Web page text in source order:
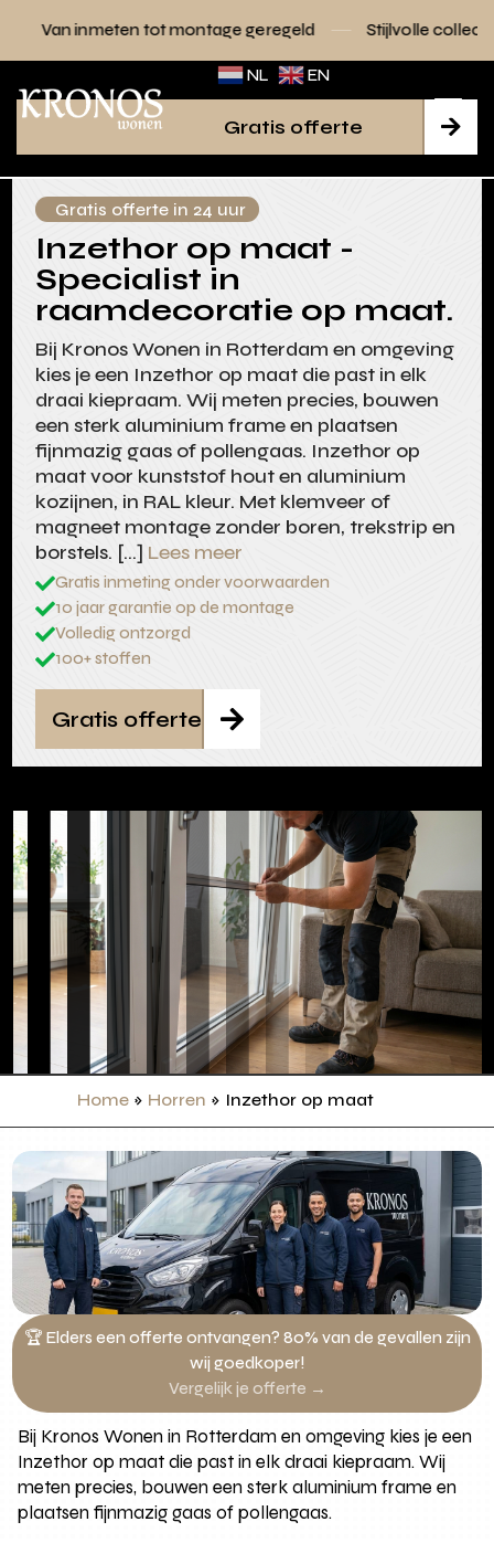
tot montage geregeld Stijlvolle collecties voor elk
NL EN

Gratis offerte
Gratis offerte in 24 uur
Inzethor op maat -
Specialist in
raamdecoratie op maat.
Bij Kronos Wonen in Rotterdam en omgeving
kies je een Inzethor op maat die past in elk
draai kiepraam. Wij meten precies, bouwen
een sterk aluminium frame en plaatsen
fijnmazig gaas of pollengaas. Inzethor op
maat voor kunststof hout en aluminium
kozijnen, in RAL kleur. Met klemveer of
magneet montage zonder boren, trekstrip en
borstels. […] Lees meer
Gratis inmeting onder voorwaarden
10 jaar garantie op de montage
Volledig ontzorgd
100+ stoffen

Gratis offerte
Home» Horren » Inzethor op maat
🏆 Elders een offerte ontvangen? 80% van de gevallen zijn
wij goedkoper!
Vergelijk je offerte →
Bij Kronos Wonen in Rotterdam en omgeving kies je een
Inzethor op maat die past in elk draai kiepraam. Wij
meten precies, bouwen een sterk aluminium frame en
plaatsen fijnmazig gaas of pollengaas.